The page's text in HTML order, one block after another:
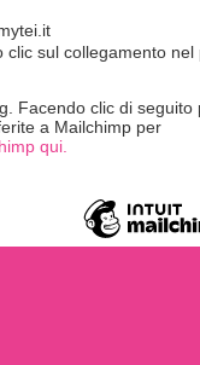
clic sul collegamento nel
Facendo clic di seguito
a Mailchimp per
qui.